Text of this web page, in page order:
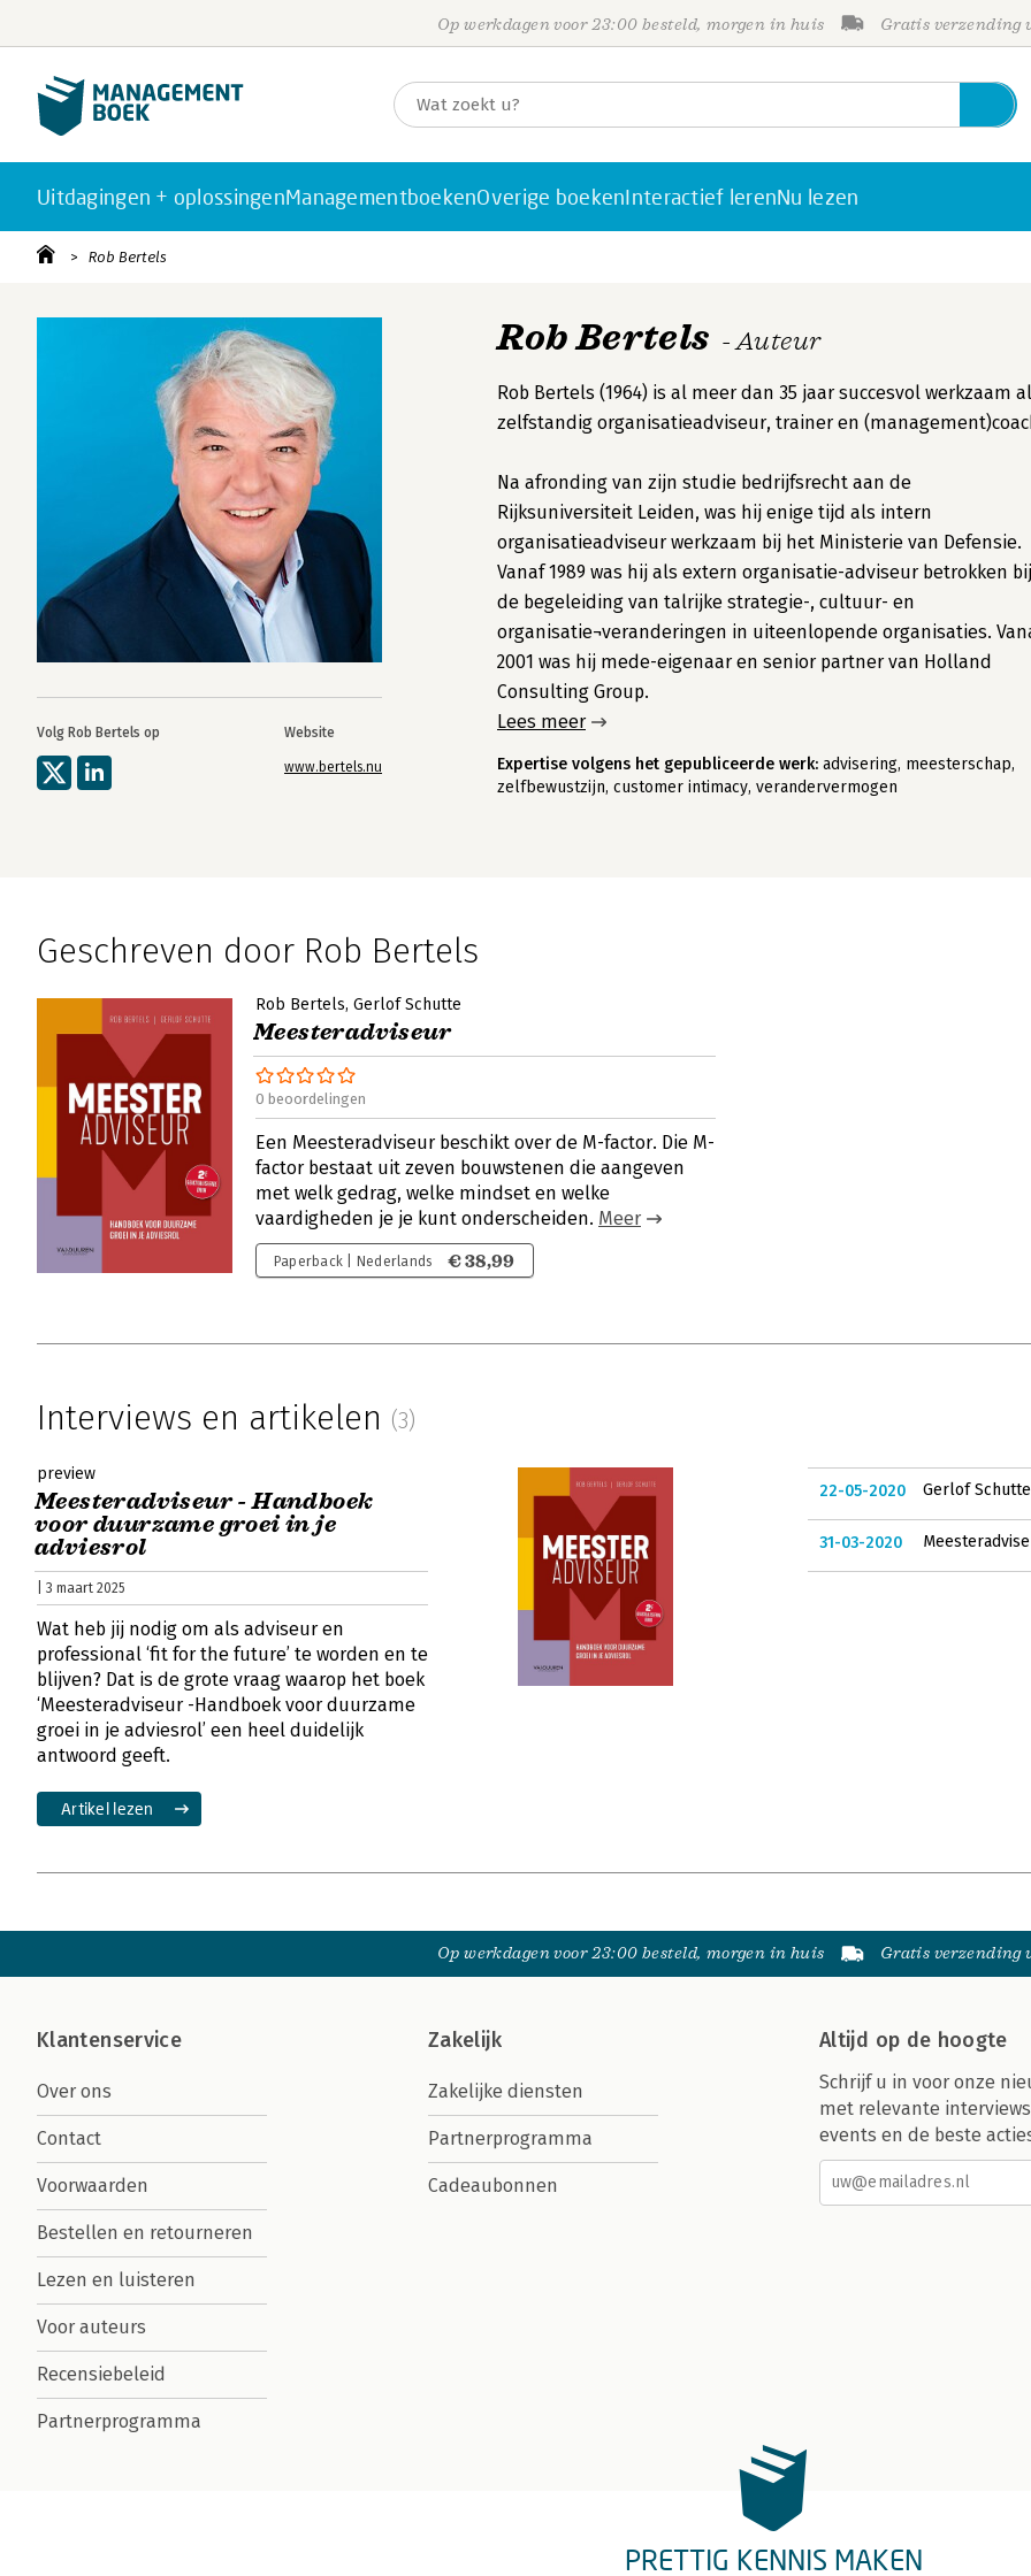
Op werkdagen voor 23:00 besteld, morgen in huis Gratis verzending
Uitdagingen + oplossingenManagementboekenOverige boekenInteractief lerenNu lezen
Rob Bertels
Volg Rob Bertels op Website
www.bertels.nu
Rob Bertels - Auteur
Rob Bertels (1964) is al meer dan 35 jaar succesvol werkzaam
zelfstandig organisatieadviseur, trainer en
Na afronding van zijn studie bedrijfsrecht aan de
Rijksuniversiteit Leiden, was hij enige tijd als intern
organisatieadviseur werkzaam bij het Ministerie van Defensie.
Vanaf 1989 was hij als extern organisatie-adviseur betrokken bij
de begeleiding van talrijke strategie-, cultuur- en
organisatie¬veranderingen in uiteenlopende organisaties.
2001 was hij mede-eigenaar en senior partner van Holland
Consulting Group.
Lees meer
Expertise volgens het gepubliceerde werk: advisering, meesterschap,
zelfbewustzijn, customer intimacy, verandervermogen
Geschreven door Rob Bertels
Rob Bertels Gerlof Schutte
Meesteradviseur
0 beoordelingen
Een Meesteradviseur beschikt over de M-factor. Die M-
factor bestaat uit zeven bouwstenen die aangeven
met welk gedrag, welke mindset en welke
vaardigheden je je kunt onderscheiden. Meer
Paperback | Nederlands € 38,99
Interviews en artikelen (3)
preview
Meesteradviseur - Handboek
voor duurzame groei in je
adviesrol
| 3 maart 2025
Wat heb jij nodig om als adviseur en
professional ‘fit for the future’ te worden en te
blijven? Dat is de grote vraag waarop het boek
‘Meesteradviseur -Handboek voor duurzame
groei in je adviesrol’ een heel duidelijk
antwoord geeft.
Artikel lezen
22-05-2020 Gerlof
31-03-2020
Op werkdagen voor 23:00 besteld, morgen in huis Gratis verzending
Klantenservice
Over ons
Contact
Voorwaarden
Bestellen en retourneren
Lezen en luisteren
Voor auteurs
Recensiebeleid
Partnerprogramma
Zakelijk
Zakelijke diensten
Partnerprogramma
Cadeaubonnen
Altijd op de hoogte
Schrijf u in voor onze
met relevante
events en de beste
PRETTIG KENNIS MAKEN